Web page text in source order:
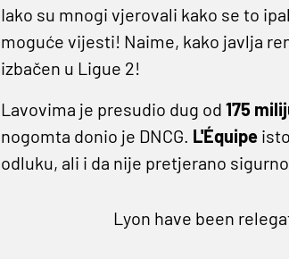
Iako su mnogi vjerovali kako se to
moguće vijesti! Naime, kako javlja
izbačen u Ligue 2!
Lavovima je presudio dug od 175
nogomta donio je DNCG. L'Équipe
odluku, ali i da nije pretjerano
Lyon have been